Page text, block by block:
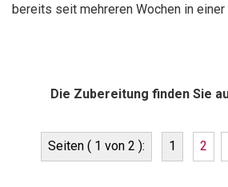
bereits seit mehreren Wochen in einer
Die Zubereitung finden Sie
Seiten ( 1 von 2 ): 1 2